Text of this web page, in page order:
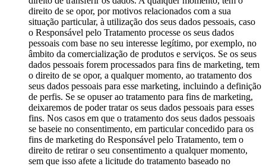
direito de se opor, por motivos relacionados com a sua
situação particular, à utilização dos seus dados pessoais, caso
o Responsável pelo Tratamento processe os seus dados
pessoais com base no seu interesse legítimo, por exemplo, no
âmbito da comercialização de produtos e serviços. Se os seus
dados pessoais forem processados para fins de marketing, tem
o direito de se opor, a qualquer momento, ao tratamento dos
seus dados pessoais para esse marketing, incluindo a definição
de perfis. Se se opuser ao tratamento para fins de marketing,
deixaremos de poder tratar os seus dados pessoais para esses
fins. Nos casos em que o tratamento dos seus dados pessoais
se baseie no consentimento, em particular concedido para os
fins de marketing do Responsável pelo Tratamento, tem o
direito de retirar o seu consentimento a qualquer momento,
sem que isso afete a licitude do tratamento baseado no